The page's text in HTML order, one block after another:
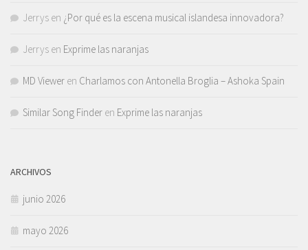
Jerrys en ¿Por qué es la escena musical islandesa innovadora?
Jerrys en Exprime las naranjas
MD Viewer en Charlamos con Antonella Broglia – Ashoka Spain
Similar Song Finder en Exprime las naranjas
ARCHIVOS
junio 2026
mayo 2026